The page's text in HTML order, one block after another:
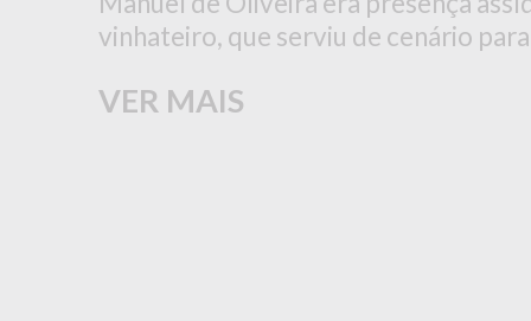
vinhateiro, que serviu de cenário
VER MAIS